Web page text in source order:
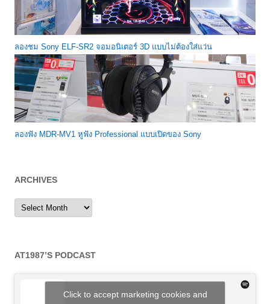
ลองชม Sony ELF-SR2 จอมอนิเตอร์ 3D แบบไม่ต้องใส่แว่น
ลองฟัง MDR-MV1 หูฟัง Professional แบบเปิดของ Sony
ARCHIVES
Archives
AT1987’S PODCAST
Click to accept marketing cookies and